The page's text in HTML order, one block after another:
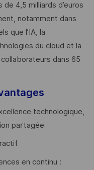
4,5 milliards d’euros
notamment dans
que l’IA, la
du cloud et la
dans 65
technologique,
partagée
en continu :